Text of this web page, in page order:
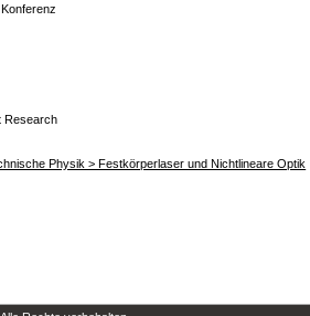
Research
Physik > Festkörperlaser und Nichtlineare Optik